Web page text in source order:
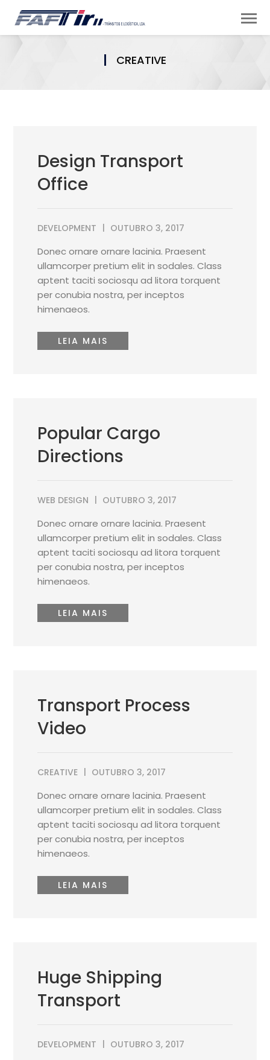
CREATIVE
Design Transport
Office
DEVELOPMENT OUTUBRO 3, 2017
Donec ornare ornare lacinia. Praesent
ullamcorper pretium elit in sodales. Class
aptent taciti sociosqu ad litora torquent
per conubia nostra, per inceptos
himenaeos.
LEIA MAIS
Popular Cargo
Directions
WEB DESIGN OUTUBRO 3, 2017
Donec ornare ornare lacinia. Praesent
ullamcorper pretium elit in sodales. Class
aptent taciti sociosqu ad litora torquent
per conubia nostra, per inceptos
himenaeos.
LEIA MAIS
Transport Process
Video
CREATIVE OUTUBRO 3, 2017
Donec ornare ornare lacinia. Praesent
ullamcorper pretium elit in sodales. Class
aptent taciti sociosqu ad litora torquent
per conubia nostra, per inceptos
himenaeos.
LEIA MAIS
Huge Shipping
Transport
DEVELOPMENT OUTUBRO 3, 2017